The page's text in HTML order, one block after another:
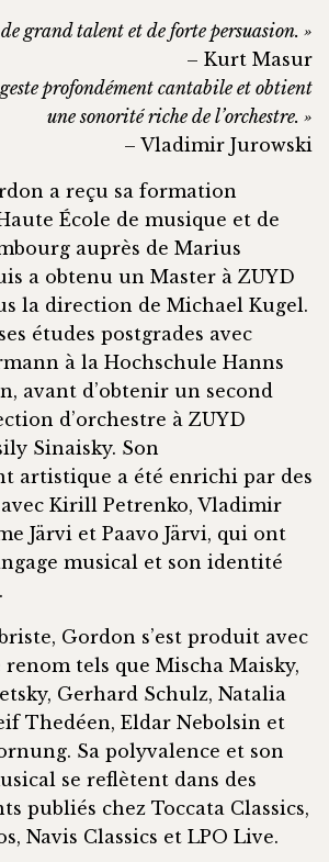
grand talent et de forte persuasion. »
– Kurt Masur
profondément cantabile et obtient
une sonorité riche de l’orchestre. »
– Vladimir Jurowski
a reçu sa formation
École de musique et de
auprès de Marius
a obtenu un Master à ZUYD
la direction de Michael Kugel.
études postgrades avec
à la Hochschule Hanns
avant d’obtenir un second
d’orchestre à ZUYD
Sinaisky. Son
artistique a été enrichi par des
avec Kirill Petrenko, Vladimir
Järvi et Paavo Järvi, qui ont
musical et son identité
Gordon s’est produit avec
renom tels que Mischa Maisky,
Gerhard Schulz, Natalia
Thedéen, Eldar Nebolsin et
Sa polyvalence et son
se reflètent dans des
publiés chez Toccata Classics,
Navis Classics et LPO Live.